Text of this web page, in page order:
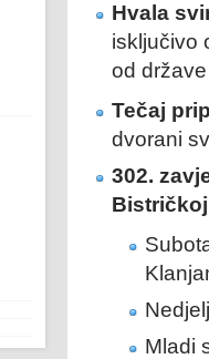
Hvala
isključivo
od
Tečaj
dvorani
302.
Mladi